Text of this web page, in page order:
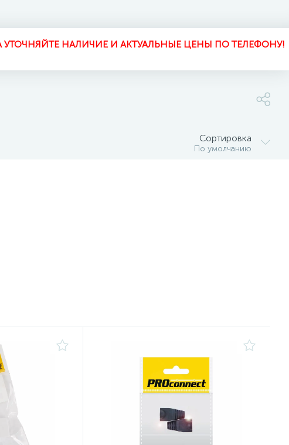
УТОЧНЯЙТЕ НАЛИЧИЕ И АКТУАЛЬНЫЕ ЦЕНЫ ПО ТЕЛЕФОНУ!
Сортировка
По умолчанию